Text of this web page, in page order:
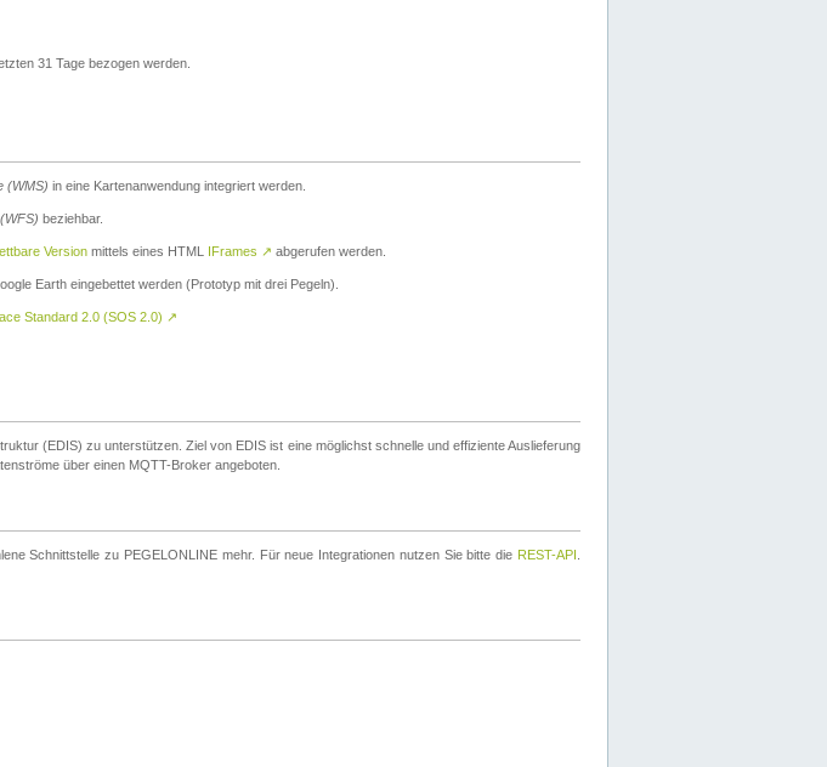
31 Tage bezogen werden.
(WMS) in eine Kartenanwendung integriert werden.
beziehbar.
Version mittels eines HTML IFrames ↗ abgerufen werden.
Earth eingebettet werden (Prototyp mit drei Pegeln).
Standard 2.0 (SOS 2.0) ↗
(EDIS) zu unterstützen. Ziel von EDIS ist eine möglichst schnelle und effiziente Auslieferung
über einen MQTT-Broker angeboten.
Schnittstelle zu PEGELONLINE mehr. Für neue Integrationen nutzen Sie bitte die REST-API